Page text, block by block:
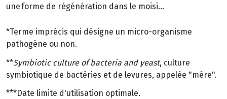
une forme de régénération dans le moisi...
*Terme imprécis qui désigne un micro-organisme
pathogène ou non.
**Symbiotic culture of bacteria and yeast, culture
symbiotique de bactéries et de levures, appelée "mère".
***Date limite d'utilisation optimale.